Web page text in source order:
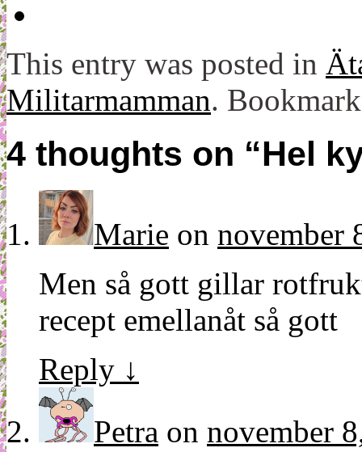
This entry was posted in
Militarmamman.
4 thoughts on “Hel
Marie on november
Men så gott gillar
recept emellanåt så gott
Reply ↓
Petra on november